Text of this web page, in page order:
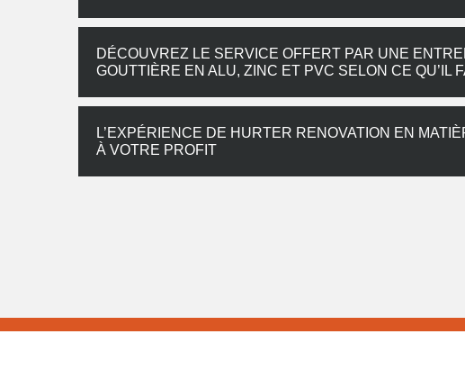
DÉCOUVREZ LE SERVICE OFFERT PAR UNE
GOUTTIÈRE EN ALU, ZINC ET PVC SELON CE QU’IL
L’EXPÉRIENCE DE HURTER RENOVATION EN
À VOTRE PROFIT